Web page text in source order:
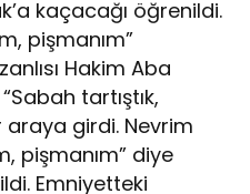
kaçacağı öğrenildi.
pişmanım”
Hakim Aba
tartıştık,
araya girdi. Nevrim
pişmanım” diye
Emniyetteki